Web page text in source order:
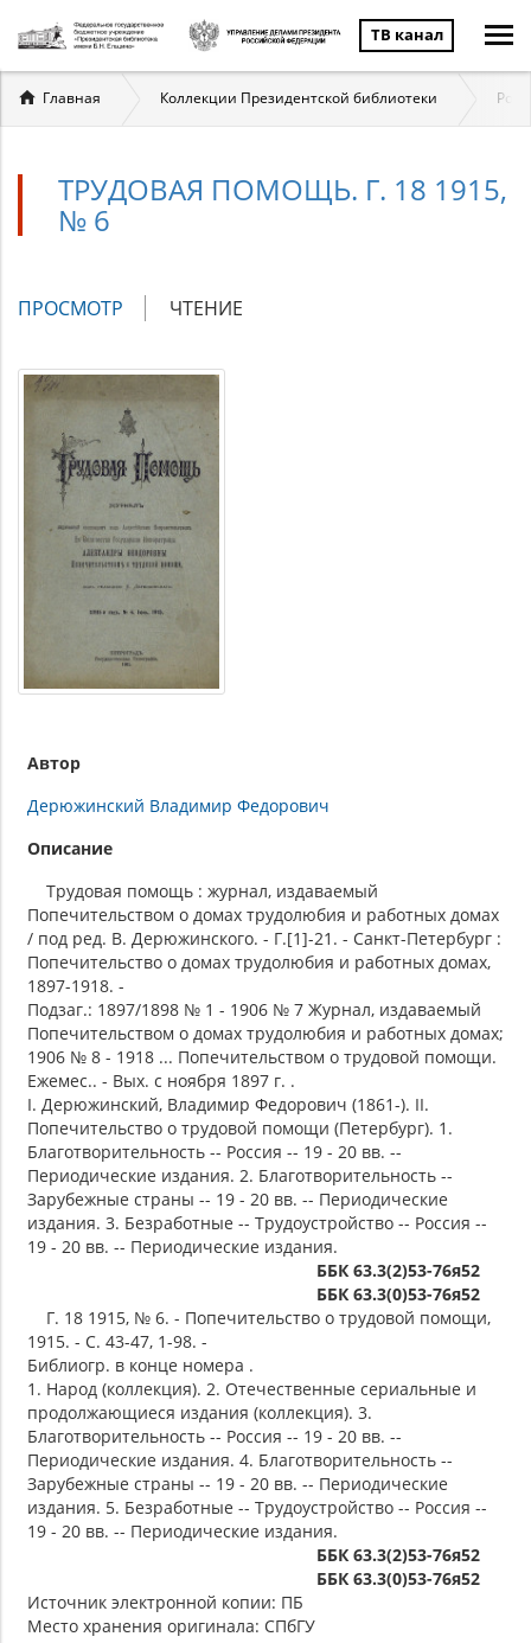
ТВ канал
Вы
здесь
Главная Коллекции Президентской библиотеки
ТРУДОВАЯ ПОМОЩЬ. Г. 18 1915,
№ 6
Главные
ПРОСМОТР (АКТИВНАЯ
ЧТЕНИЕ
Автор
Дерюжинский Владимир Федорович
Описание
Трудовая помощь : журнал, издаваемый
Попечительством о домах трудолюбия и работных домах
/ под ред. В. Дерюжинского. - Г.[1]-21. - Санкт-Петербург :
Попечительство о домах трудолюбия и работных домах,
1897-1918. -
Подзаг.: 1897/1898 № 1 - 1906 № 7 Журнал, издаваемый
Попечительством о домах трудолюбия и работных домах;
1906 № 8 - 1918 ... Попечительством о трудовой помощи.
Ежемес.. - Вых. с ноября 1897 г. .
I. Дерюжинский, Владимир Федорович (1861-). II.
Попечительство о трудовой помощи (Петербург). 1.
Благотворительность -- Россия -- 19 - 20 вв. --
Периодические издания. 2. Благотворительность --
Зарубежные страны -- 19 - 20 вв. -- Периодические
издания. 3. Безработные -- Трудоустройство -- Россия --
19 - 20 вв. -- Периодические издания.
ББК 63.3(2)53-76я52
ББК 63.3(0)53-76я52
Г. 18 1915, № 6. - Попечительство о трудовой помощи,
1915. - С. 43-47, 1-98. -
Библиогр. в конце номера .
1. Народ (коллекция). 2. Отечественные сериальные и
продолжающиеся издания (коллекция). 3.
Благотворительность -- Россия -- 19 - 20 вв. --
Периодические издания. 4. Благотворительность --
Зарубежные страны -- 19 - 20 вв. -- Периодические
издания. 5. Безработные -- Трудоустройство -- Россия --
19 - 20 вв. -- Периодические издания.
ББК 63.3(2)53-76я52
ББК 63.3(0)53-76я52
Источник электронной копии: ПБ
Место хранения оригинала: СПбГУ